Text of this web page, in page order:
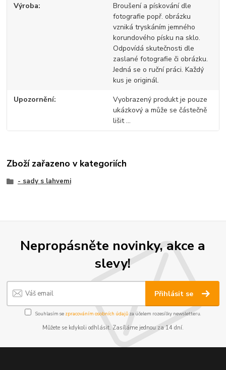
Výroba
Broušení a pískování dle
fotografie popř. obrázku
vzniká tryskáním jemného
korundového písku na sklo.
Odpovídá skutečnosti dle
zaslané fotografie či obrázku.
Jedná se o ruční práci. Každý
kus je originál.
Upozornění
Vyobrazený produkt je pouze
ukázkový a může se částečně
lišit ...
Zboží zařazeno v kategoriích
- sady s lahvemi
Nepropásněte novinky, akce a
slevy!
Přihlásit se
Souhlasím se zpracováním osobních údajů za účelem rozesílky newsletteru.
Můžete se kdykoli odhlásit. Zasíláme jednou za 14 dní.